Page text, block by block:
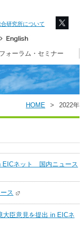
研究所について
フォーラム・セミナー
HOME > 2022年
EICネット 国内ニュース
ス
大臣意見を提出 in EICネ